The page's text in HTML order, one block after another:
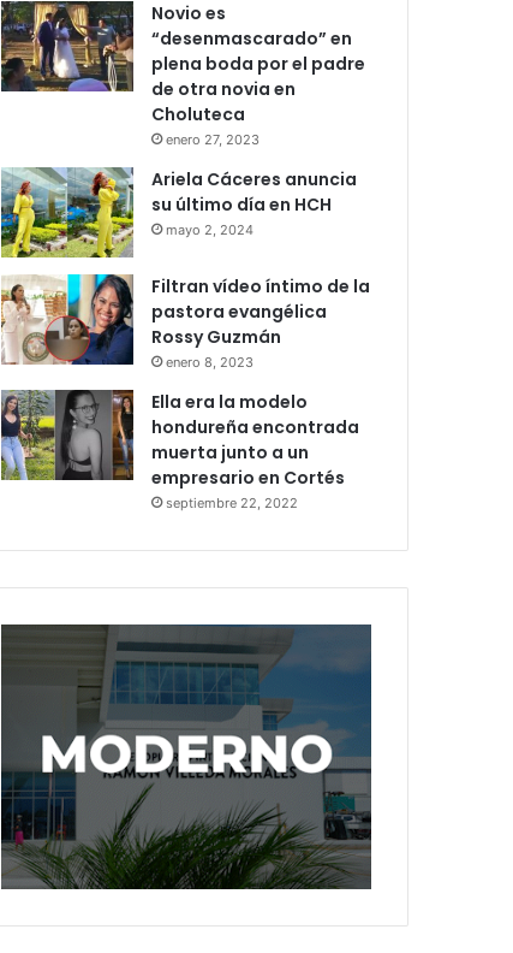
Novio es
“desenmascarado” en
plena boda por el padre
de otra novia en
Choluteca
enero 27, 2023
Ariela Cáceres anuncia
su último día en HCH
mayo 2, 2024
Filtran vídeo íntimo de la
pastora evangélica
Rossy Guzmán
enero 8, 2023
Ella era la modelo
hondureña encontrada
muerta junto a un
empresario en Cortés
septiembre 22, 2022